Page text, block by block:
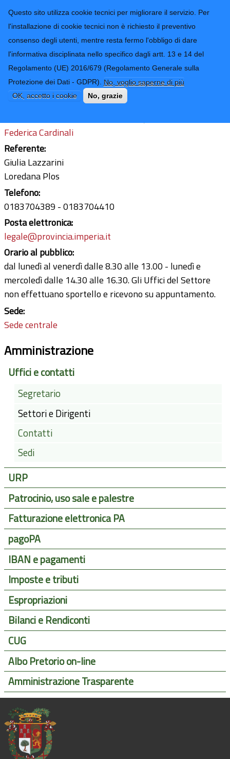
Questo sito utilizza cookie tecnici per migliorare il servizio. Per
l'installazione di cookie tecnici non è richiesto il preventivo
consenso degli utenti, mentre resta fermo l'obbligo di dare
l'informativa disciplinata nello specifico dagli artt. 13 e 14 del
Regolamento (UE) 2016/679 (Regolamento Generale sulla
Protezione dei Dati - GDPR). No, voglio saperne di più
OK, accetto i cookie
No, grazie
Provincia di
Imperia
CONTATTI-URP
TRASPARENZA
Form di ricerca
Sanzioni
Ultimo aggiornamento: 24/02/2026 - 14:09
Federica Cardinali
Referente:
Giulia Lazzarini
Loredana Plos
Telefono:
0183704389
0183704410
Posta elettronica:
legale@provincia.imperia.it
Orario al pubblico:
dal lunedì al venerdì dalle 8.30 alle 13.00 - lunedì e
mercoledì dalle 14.30 alle 16.30. Gli Uffici del Settore
non effettuano sportello e ricevono su appuntamento.
Sede:
Sede centrale
Amministrazione
Uffici e contatti
Segretario
Settori e Dirigenti
Contatti
Sedi
URP
Patrocinio, uso sale e palestre
Fatturazione elettronica PA
pagoPA
IBAN e pagamenti
Imposte e tributi
Espropriazioni
Bilanci e Rendiconti
CUG
Albo Pretorio on-line
Amministrazione Trasparente